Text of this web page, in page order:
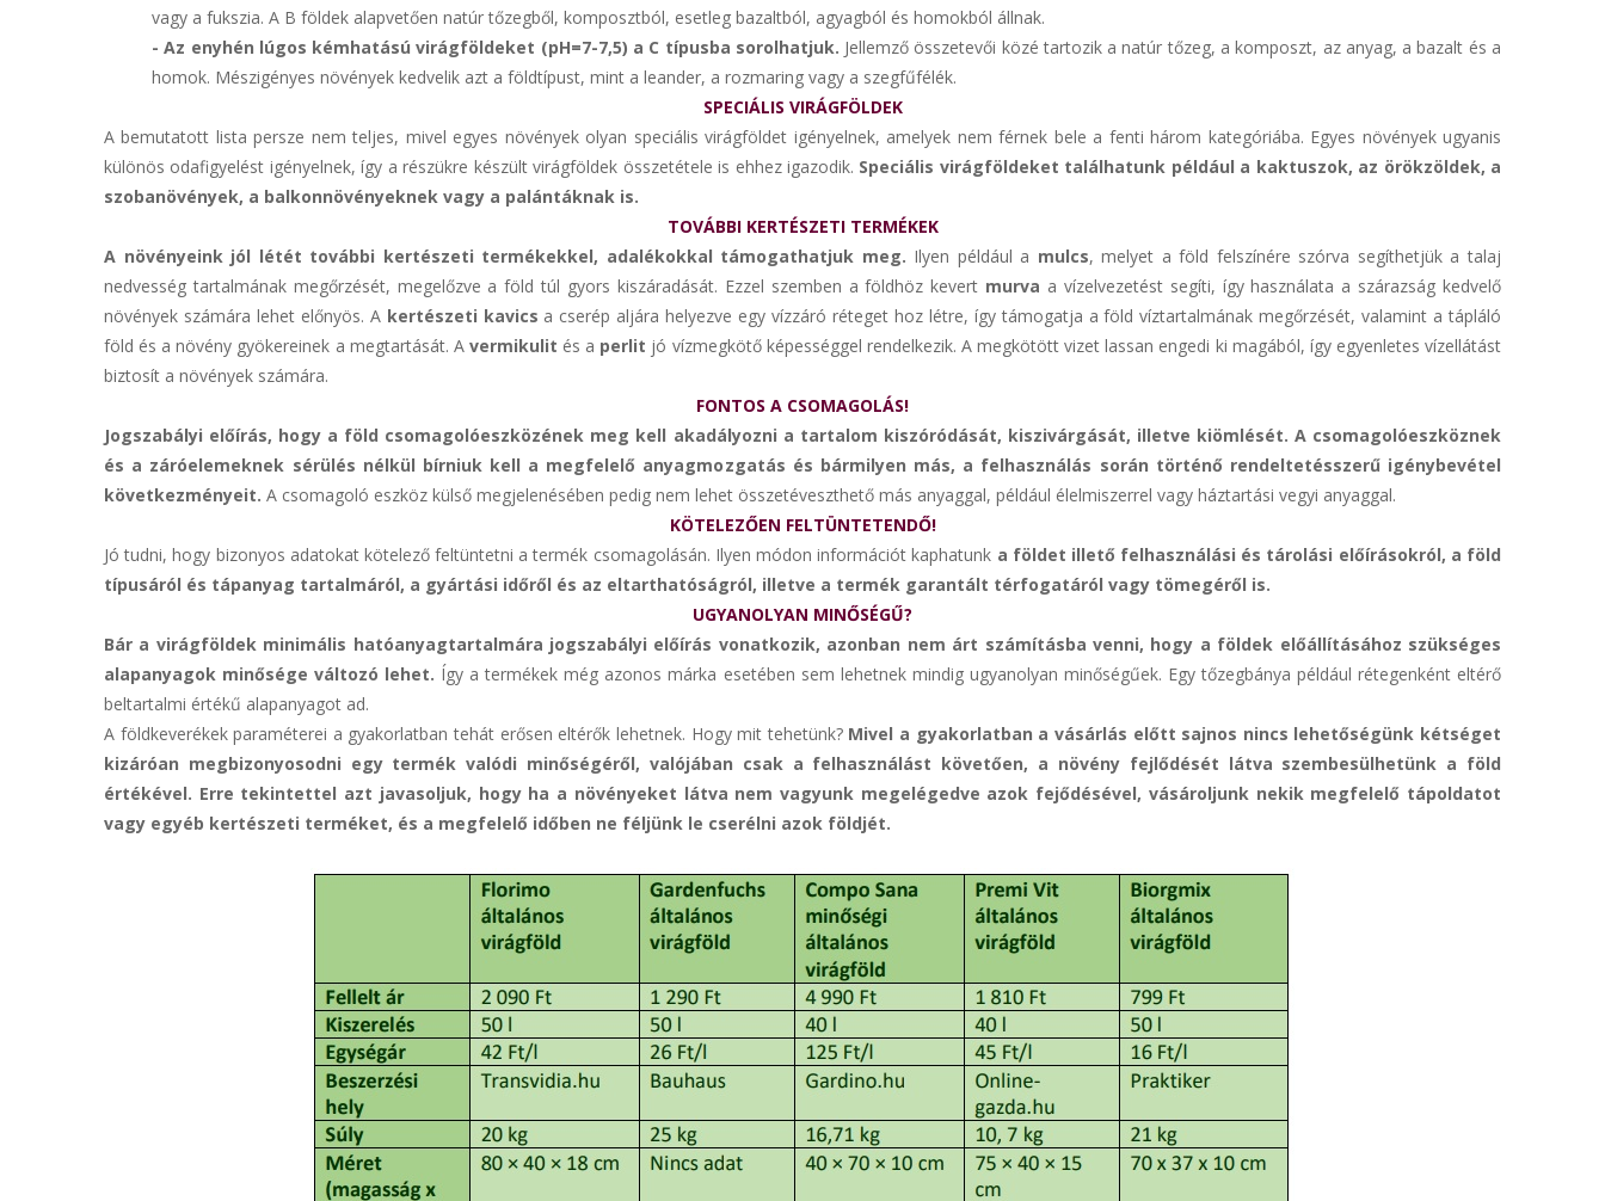
vagy a fukszia. A B földek alapvetően natúr tőzegből, komposztból, esetleg bazaltból, agyagból és homokból állnak.
- Az enyhén lúgos kémhatású virágföldeket (pH=7-7,5) a C típusba sorolhatjuk. Jellemző összetevői közé tartozik a natúr tőzeg, a komposzt, az anyag, a bazalt és a
homok. Mészigényes növények kedvelik azt a földtípust, mint a leander, a rozmaring vagy a szegfűfélék.
SPECIÁLIS VIRÁGFÖLDEK
A bemutatott lista persze nem teljes, mivel egyes növények olyan speciális virágföldet igényelnek, amelyek nem férnek bele a fenti három kategóriába. Egyes növények ugyanis
különös odafigyelést igényelnek, így a részükre készült virágföldek összetétele is ehhez igazodik. Speciális virágföldeket találhatunk például a kaktuszok, az örökzöldek, a
szobanövények, a balkonnövényeknek vagy a palántáknak is.
TOVÁBBI KERTÉSZETI TERMÉKEK
A növényeink jól létét további kertészeti termékekkel, adalékokkal támogathatjuk meg. Ilyen például a mulcs, melyet a föld felszínére szórva segíthetjük a talaj
nedvesség tartalmának megőrzését, megelőzve a föld túl gyors kiszáradását. Ezzel szemben a földhöz kevert murva a vízelvezetést segíti, így használata a szárazság kedvelő
növények számára lehet előnyös. A kertészeti kavics a cserép aljára helyezve egy vízzáró réteget hoz létre, így támogatja a föld víztartalmának megőrzését, valamint a tápláló
föld és a növény gyökereinek a megtartását. A vermikulit és a perlit jó vízmegkötő képességgel rendelkezik. A megkötött vizet lassan engedi ki magából, így egyenletes vízellátást
biztosít a növények számára.
FONTOS A CSOMAGOLÁS!
Jogszabályi előírás, hogy a föld csomagolóeszközének meg kell akadályozni a tartalom kiszóródását, kiszivárgását, illetve kiömlését. A csomagolóeszköznek
és a záróelemeknek sérülés nélkül bírniuk kell a megfelelő anyagmozgatás és bármilyen más, a felhasználás során történő rendeltetésszerű igénybevétel
következményeit. A csomagoló eszköz külső megjelenésében pedig nem lehet összetéveszthető más anyaggal, például élelmiszerrel vagy háztartási vegyi anyaggal.
KÖTELEZŐEN FELTÜNTETENDŐ!
Jó tudni, hogy bizonyos adatokat kötelező feltüntetni a termék csomagolásán. Ilyen módon információt kaphatunk a földet illető felhasználási és tárolási előírásokról, a föld
típusáról és tápanyag tartalmáról, a gyártási időről és az eltarthatóságról, illetve a termék garantált térfogatáról vagy tömegéről is.
UGYANOLYAN MINŐSÉGŰ?
Bár a virágföldek minimális hatóanyagtartalmára jogszabályi előírás vonatkozik, azonban nem árt számításba venni, hogy a földek előállításához szükséges
alapanyagok minősége változó lehet. Így a termékek még azonos márka esetében sem lehetnek mindig ugyanolyan minőségűek. Egy tőzegbánya például rétegenként eltérő
beltartalmi értékű alapanyagot ad.
A földkeverékek paraméterei a gyakorlatban tehát erősen eltérők lehetnek. Hogy mit tehetünk? Mivel a gyakorlatban a vásárlás előtt sajnos nincs lehetőségünk kétséget
kizáróan megbizonyosodni egy termék valódi minőségéről, valójában csak a felhasználást követően, a növény fejlődését látva szembesülhetünk a föld
értékével. Erre tekintettel azt javasoljuk, hogy ha a növényeket látva nem vagyunk megelégedve azok fejődésével, vásároljunk nekik megfelelő tápoldatot
vagy egyéb kertészeti terméket, és a megfelelő időben ne féljünk le cserélni azok földjét.